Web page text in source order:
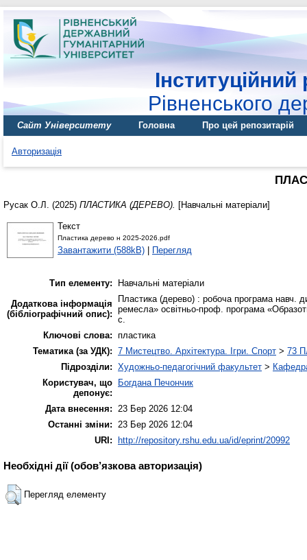
Інституційний
Рівненського
Сайт Університету Головна Про цей репозитарій
Авторизація
Русак О.Л. (2025) ПЛАСТИКА (ДЕРЕВО). [Навчальні матеріали]
Текст
Пластика дерево н 2025-2026.pdf
Завантажити (588kB) | Перегляд
Тип елементу:
Навчальні матеріали
Додаткова інформація
(бібліографічний опис):
Пластика (дерево) : робоча програма навч.
ремесла» освітньо-проф. програма
с.
Ключові слова: пластика
Тематика (за УДК): 7 Мистецтво. Архітектура. Ігри. Спорт > 73
Підрозділи: Художньо-педагогічний факультет >
Користувач, що
депонує:
Богдана Печончик
Дата внесення: 23 Бер 2026 12:04
Останні зміни: 23 Бер 2026 12:04
URI:
http://repository.rshu.edu.ua/id/eprint/20992
Необхідні дії (обов’язкова авторизація)
Перегляд елементу